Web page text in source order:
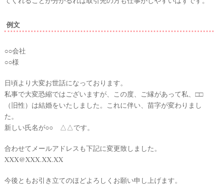
例文
○○会社
○○様
日頃より大変お世話になっております。
私事で大変恐縮ではございますが、この度、ご縁があって私、□□
（旧性）は結婚をいたしました。これに伴い、苗字が変わりまし
た。
新しい氏名が○○ △△です。
合わせてメールアドレスも下記に変更致しました。
XXX@XXX.XX.XX
今後ともお引き立てのほどよろしくお願い申し上げます。